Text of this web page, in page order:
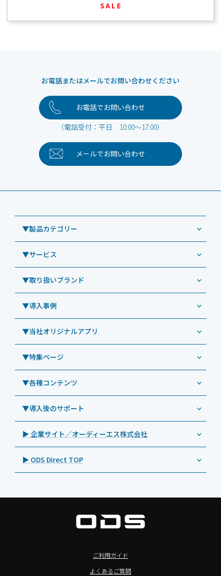
S A L E
お電話またはメールでお問い合わせください
お電話でお問い合わせ
（電話受付：平日 10:00～17:00）
メールでお問い合わせ
▼製品カテゴリー
業務用タブレット
Windowsタブレット TW2A-NF9LTA
Windowsタブレット TW2A-N9LTA
Windowsタブレット TW2A-N9LT
Windowsタブレット TW2A-E9LT
Androidタブレット TA2C-NF8
Androidタブレット TA2C-NF8BL
Androidタブレット TA2C-CS8
Androidタブレット TA2C-CS8BL
Androidタブレット TA2C-DR94G
Androidタブレット TA2C-M8AC
Androidタブレット TA2C-M8
デジタルホワイトボード／電子黒板
▼サービス
コールセンター
CRMシステム「カイゼンコール」
リペアサービス
教育機関向けiPad修理パック
社内ヘルプデスク代行サービス
教育機関向けiPad管理運用パック
教育機関向けICT支援ソリューション
教育機関向けネットワーク機器導入保守
キッティング
自治体向けDXソリューションサービス
法人向けiPad修理＆デバイス買取サービス
▼取り扱いブランド
ODS（オーディーエス）
LG（エルジー）
ViewSonic（ビューソニック）
PHILIPS（フィリップス）
DynaScan（ダイナスキャン）
SAMSUNG（サムスン）
Goodview（グッドビュー）
Cloudpoint（クラウドポイント）
BenQ（ベンキュー）
Magconn（マグコン）
BIAMP ／ Apart Audio（バイアンプ）
SpeakerCraft（スピーカークラフト）
▼導入事例
導入事例（業務用タブレット、デジタルサイネージほか）
事例：業務用タブレット端末
事例：業務用サイネージ・プロジェクター
事例：業務用オーディオ・その他AV機器
事例：サービス
▼当社オリジナルアプリ
業務効率化アプリ「NFCオプティマイザー」
サポート支援アプリ「ログ送信アプリ」
MDMアプリ「Tablet Control」
▼特集ページ
業務用タブレット
>特長1：USB Type-Aポート
>特長2：microHDMIポート
>特長3：AC常時給電タイプ
>飲食向けタブレット
>ホテル向けタブレット
>NFCタブレット
>Windowsタブレット
オーディーエスが選ばれる理由
▼各種コンテンツ
特集記事
製品カタログ
プレスリリース
製品写真
▼導入後のサポート
オーディーエスPCカスタマーセンター
▶ 企業サイト／オーディーエス株式会社
▶ ODS Direct TOP
ご利用ガイド
よくあるご質問